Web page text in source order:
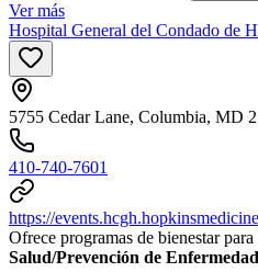
Ver más
Hospital General del Condado de
5755 Cedar Lane, Columbia, MD
410-740-7601
https://
Ofrece programas de bienestar
Salud/Prevención de